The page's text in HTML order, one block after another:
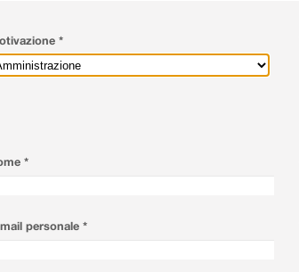
*
*
personale *